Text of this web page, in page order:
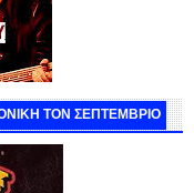
ΤΟΝ ΣΕΠΤΕΜΒΡΙΟ